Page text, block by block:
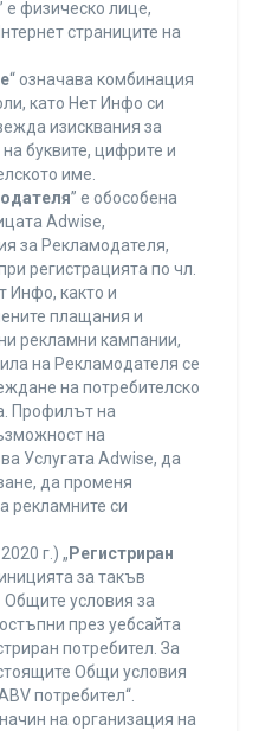
е физическо лице,
страниците на
“ означава комбинация
като Нет Инфо си
изисквания за
буквите, цифрите и
име.
” е обособена
Adwise,
за Рекламодателя,
регистрацията по чл.
Инфо, както и
плащания и
рекламни кампании,
на Рекламодателя се
на потребителско
Профилът на
на
Услугата Adwise, да
да променя
рекламните си
г.) „ Регистриран
за такъв
Общите условия за
през уебсайта
потребител. За
Общи условия
потребител“.
на организация на